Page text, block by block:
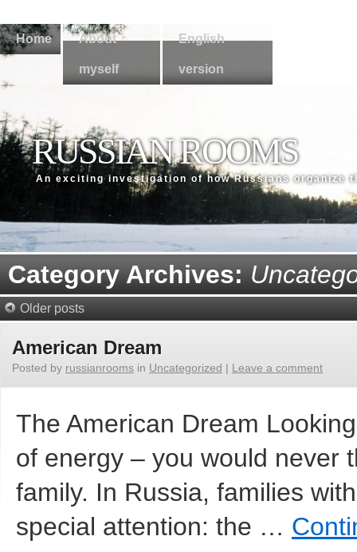
Home About
myself
English
version
RUSSIAN ROOMS
An exсiting investigation of how Russians organize
Category Archives:
Older posts
American Dream
Posted by russianrooms in Uncategorized | Leave a comment
The American Dream
of energy – you would never
family. In Russia, families
special attention: the …